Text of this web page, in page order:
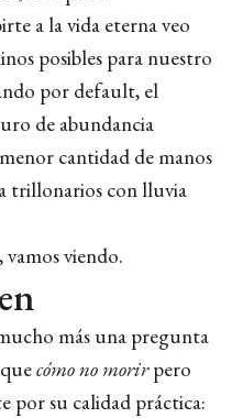
a la vida eterna veo
posibles para nuestro
por default, el
de abundancia
cantidad de manos
trillonarios con lluvia
viendo.
más una pregunta
cómo no morirpero
por su calidad práctica: